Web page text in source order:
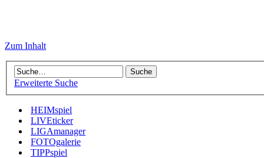
Zum Inhalt
Erweiterte Suche
HEIMspiel
LIVEticker
LIGAmanager
FOTOgalerie
TIPPspiel